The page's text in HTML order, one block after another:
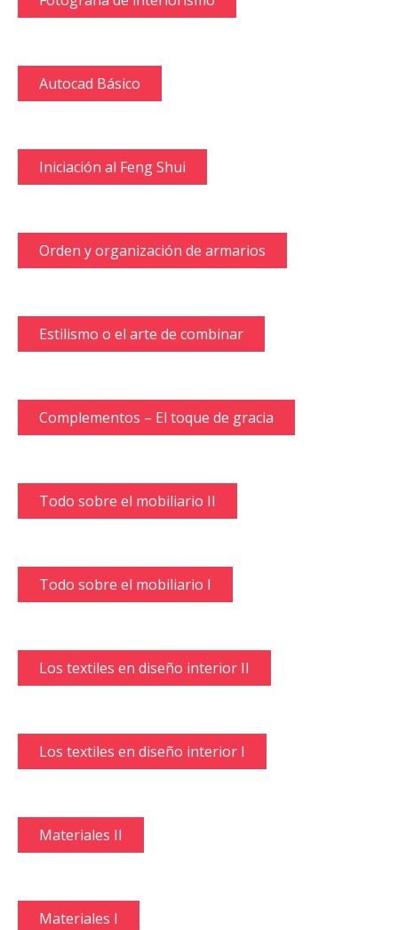
Autocad Básico
Iniciación al Feng Shui
Orden y organización de armarios
Estilismo o el arte de combinar
Complementos – El toque de gracia
Todo sobre el mobiliario II
Todo sobre el mobiliario I
Los textiles en diseño interior II
Los textiles en diseño interior I
Materiales II
Materiales I